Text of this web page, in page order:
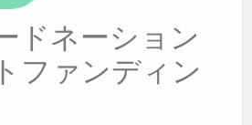
ドネーション
ファンディン